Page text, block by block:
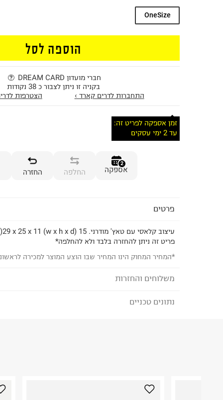
OneSize
הוספה לסל
חברי מועדון DREAM CARD
בקניה זו ניתן לצבור כ 38 נקודות
התחברות לדרים קארד ›
הצטרפות
זמן אספקה לפריט זה:
עד 2 ימי עסקים
2
אספקה החלפה החזרה
פרטים
עיצוב קלאסי עם טאץ' מודרני. 15 x 9,5 x 1,5 (w x h x d)29 x 25 x 11 (w x h x d)
פריט זה ניתן להחזרה בלבד ולא להחלפה*
*המחיר המחוק הינו המחיר שבו הוצע המוצר למכירה
משלוחים והחזרות
לבחירת בשיטת המשלוח המתאימה לכם,
לפני החזרת החבילה, חשוב להדביק את מדבקת
נתונים טכניים